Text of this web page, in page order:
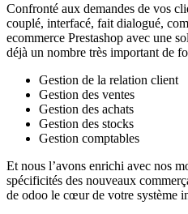
Confronté aux demandes de vos
couplé, interfacé, fait dialogué,
ecommerce Prestashop avec une
déjà un nombre très important de
Gestion de la relation client
Gestion des ventes
Gestion des achats
Gestion des stocks
Gestion comptables
Et nous l’avons enrichi avec nos
spécificités des nouveaux
de odoo le cœur de votre système